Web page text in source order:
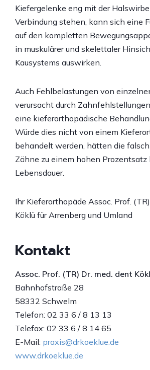
Kiefergelenke eng mit der
Verbindung stehen, kann sich eine
auf den kompletten
in muskulärer und skelettaler
Kausystems auswirken.
Auch Fehlbelastungen von
verursacht durch
eine kieferorthopädische
Würde dies nicht von einem
behandelt werden, hätten die
Zähne zu einem hohen Prozentsatz
Lebensdauer.
Ihr Kieferorthopäde Assoc. Prof.
Köklü für Arrenberg und Umland
Kontakt
Assoc. Prof. (TR) Dr. med. dent
Bahnhofstraße 28
58332 Schwelm
Telefon: 02 33 6 / 8 13 13
Telefax: 02 33 6 / 8 14 65
E-Mail: praxis@drkoeklue.de
www.drkoeklue.de